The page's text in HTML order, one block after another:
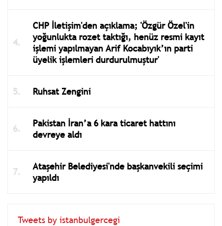
CHP İletişim'den açıklama; 'Özgür Özel'in
yoğunlukta rozet taktığı, henüz resmi kayıt
işlemi yapılmayan Arif Kocabıyık’ın parti
üyelik işlemleri durdurulmuştur'
Ruhsat Zengini
Pakistan İran’a 6 kara ticaret hattını
devreye aldı
Ataşehir Belediyesi'nde başkanvekili seçimi
yapıldı
Tweets by istanbulgercegi